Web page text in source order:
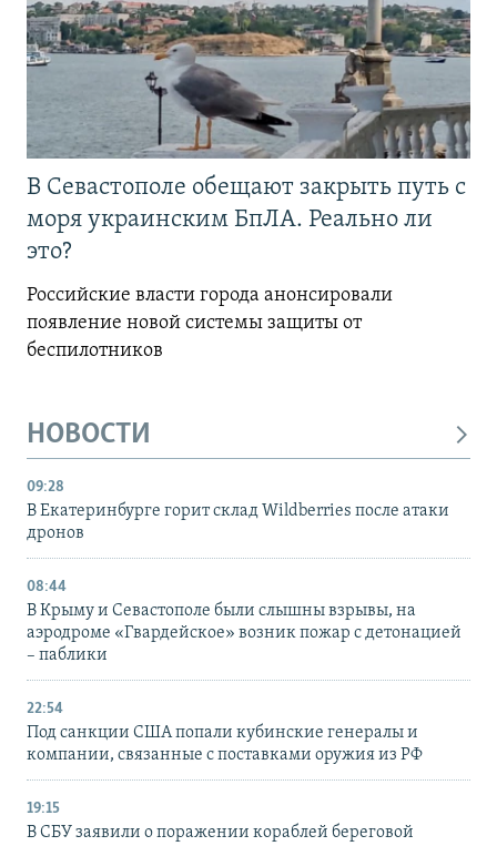
В Севастополе обещают закрыть путь с
моря украинским БпЛА. Реально ли
это?
Российские власти города анонсировали
появление новой системы защиты от
беспилотников
НОВОСТИ
09:28
В Екатеринбурге горит склад Wildberries после атаки
дронов
08:44
В Крыму и Севастополе были слышны взрывы, на
аэродроме «Гвардейское» возник пожар с детонацией
– паблики
22:54
Под санкции США попали кубинские генералы и
компании, связанные с поставками оружия из РФ
19:15
В СБУ заявили о поражении кораблей береговой